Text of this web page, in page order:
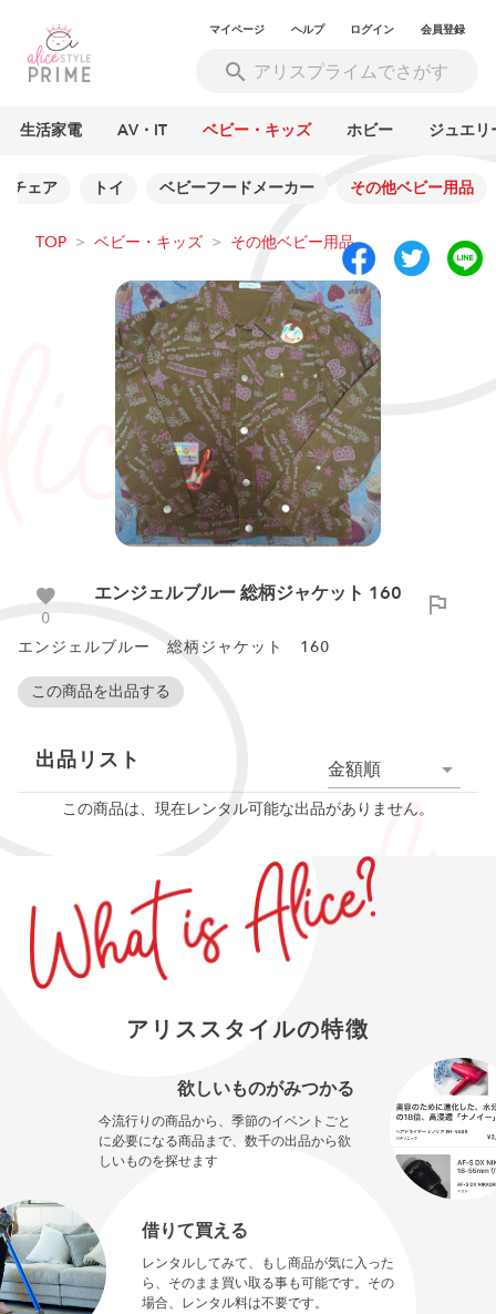
マイページ ヘルプ ログイン 会員登録
生活家電 AV・IT ベビー・キッズ ホビー ジュエリ
チェア トイ ベビーフードメーカー その他ベビー用品
TOP > ベビー・キッズ > その他ベビー用品
0
エンジェルブルー 総柄ジャケット 160
エンジェルブルー 総柄ジャケット 160
この商品を出品する
出品リスト 金額順
この商品は、現在レンタル可能な出品がありません。
アリススタイルの特徴
欲しいものがみつかる
今流行りの商品から、季節のイベントごと
に必要になる商品まで、数千の出品から欲
しいものを探せます
借りて買える
レンタルしてみて、もし商品が気に入った
ら、そのまま買い取る事も可能です。その
場合、レンタル料は不要です。